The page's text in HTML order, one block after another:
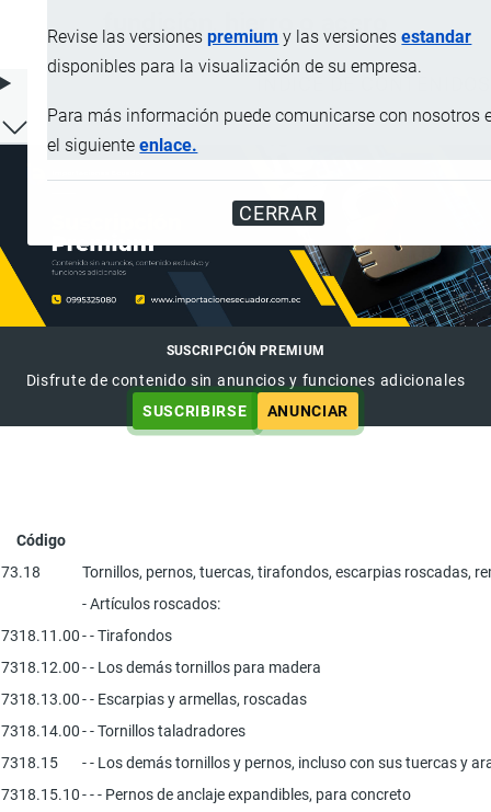
Revise las versionespremium y las versionesestandar
disponibles para la visualización de su empresa.
Para más información puede comunicarse con nosotros
el siguienteenlace.
CERRAR
fundición, hierro o acero
ÍNDICE DE CONTENIDOS
SUSCRIPCIÓN PREMIUM
Disfrute de contenido sin anuncios y funciones adicionales
SUSCRIBIRSE
ANUNCIAR
Código
73.18
Tornillos, pernos, tuercas, tirafondos, escarpias roscadas,
- Artículos roscados:
7318.11.00- - Tirafondos
7318.12.00- - Los demás tornillos para madera
7318.13.00- - Escarpias y armellas, roscadas
7318.14.00- - Tornillos taladradores
7318.15
- - Los demás tornillos y pernos, incluso con sus tuercas y
7318.15.10- - - Pernos de anclaje expandibles, para concreto